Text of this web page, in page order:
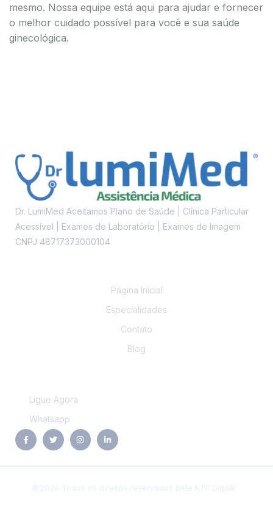
mesmo. Nossa equipe está aqui para ajudar e fornecer
o melhor cuidado possível para você e sua saúde
ginecológica.
Dr. LumiMed Aceitamos Plano de Saúde | Clínica Particular
Acessível | Exames de Laboratório | Exames de Imagem
CNPJ 48717373000104
Página Inicial
Especialidades
Contato
Blog
Ligue Agora
Whatsapp